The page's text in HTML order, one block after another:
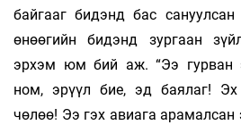
байгааг бидэнд бас
өнөөгийн бидэнд зургаан
эрхэм юм бий аж. “Ээ гурван
ном, эрүүл бие, эд баялаг!
чөлөө! Ээ гэх авиага